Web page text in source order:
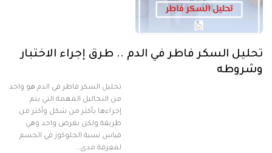
تحليل السكر فاطر في الدم .. طرق إجراء الاختبار
وشروطه
تحليل السكر فاطر في الدم هو واحد
من التحاليل المهمة التي يتم
إجراءها بأكثر من شكل وأكثر من
طريقة ولكن بغرض واحد وهي
قياس نسبة الجلوكوز في الجسم
لمعرفة مدى…